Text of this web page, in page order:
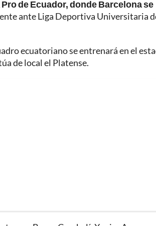
de Ecuador, donde Barcelona se
ante Liga Deportiva Universitaria
ecuatoriano se entrenará en el
de local el Platense.